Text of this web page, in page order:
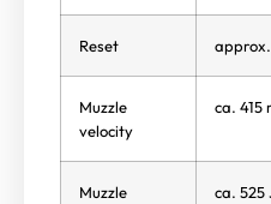
Reset
Muzzle
velocity
ca. 415
Muzzle
ca. 525